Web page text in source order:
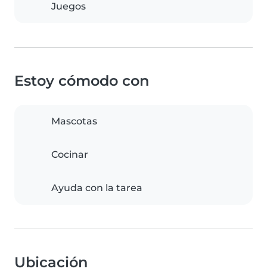
Juegos
Estoy cómodo con
Mascotas
Cocinar
Ayuda con la tarea
Ubicación